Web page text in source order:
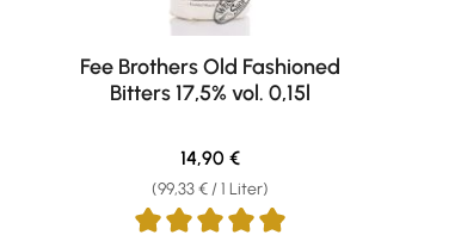
Fee Brothers Old Fashioned
Bitters 17,5% vol. 0,15l
(99,33 € / 1 Liter)
Regulärer Preis:
14,90 €